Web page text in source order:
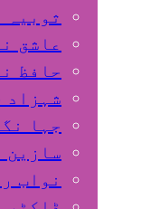
ثوبیہ
عاشق
حافظ
شہزاد
جہا
سازین
نواب